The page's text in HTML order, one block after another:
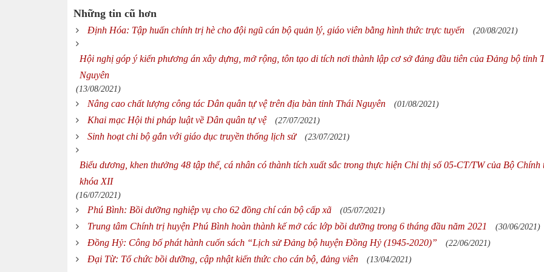
Những tin cũ hơn
Định Hóa: Tập huấn chính trị hè cho đội ngũ cán bộ quản lý, giáo viên bằng hình thức trực tuyến (20/08/2021)
Hội nghị góp ý kiến phương án xây dựng, mở rộng, tôn tạo di tích nơi thành lập cơ sở đảng đầu tiên của Đảng bộ tỉnh
Nguyên
(13/08/2021)
Nâng cao chất lượng công tác Dân quân tự vệ trên địa bàn tỉnh Thái Nguyên (01/08/2021)
Khai mạc Hội thi pháp luật về Dân quân tự vệ (27/07/2021)
Sinh hoạt chi bộ gắn với giáo dục truyền thống lịch sử (23/07/2021)
Biểu dương, khen thưởng 48 tập thể, cá nhân có thành tích xuất sắc trong thực hiện Chỉ thị số 05-CT/TW của Bộ Chính
khóa XII
(16/07/2021)
Phú Bình: Bồi dưỡng nghiệp vụ cho 62 đồng chí cán bộ cấp xã (05/07/2021)
Trung tâm Chính trị huyện Phú Bình hoàn thành kế mở các lớp bồi dưỡng trong 6 tháng đầu năm 2021 (30/06/2021)
Đồng Hỷ: Công bố phát hành cuốn sách “Lịch sử Đảng bộ huyện Đồng Hỷ (1945-2020)” (22/06/2021)
Đại Từ: Tổ chức bồi dưỡng, cập nhật kiến thức cho cán bộ, đảng viên (13/04/2021)